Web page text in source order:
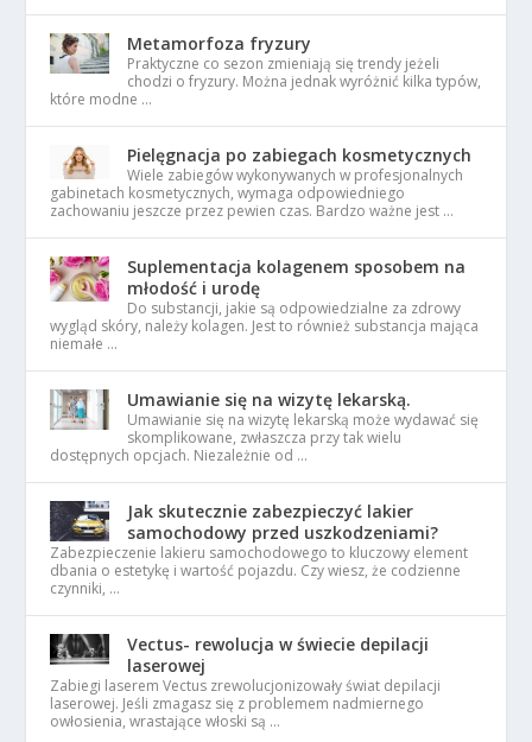
Metamorfoza fryzury
Praktyczne co sezon zmieniają się trendy jeżeli
chodzi o fryzury. Można jednak wyróżnić kilka typów,
które modne …
Pielęgnacja po zabiegach kosmetycznych
Wiele zabiegów wykonywanych w profesjonalnych
gabinetach kosmetycznych, wymaga odpowiedniego
zachowaniu jeszcze przez pewien czas. Bardzo ważne jest …
Suplementacja kolagenem sposobem na
młodość i urodę
Do substancji, jakie są odpowiedzialne za zdrowy
wygląd skóry, należy kolagen. Jest to również substancja mająca
niemałe …
Umawianie się na wizytę lekarską.
Umawianie się na wizytę lekarską może wydawać się
skomplikowane, zwłaszcza przy tak wielu
dostępnych opcjach. Niezależnie od …
Jak skutecznie zabezpieczyć lakier
samochodowy przed uszkodzeniami?
Zabezpieczenie lakieru samochodowego to kluczowy element
dbania o estetykę i wartość pojazdu. Czy wiesz, że codzienne
czynniki, …
Vectus- rewolucja w świecie depilacji
laserowej
Zabiegi laserem Vectus zrewolucjonizowały świat depilacji
laserowej. Jeśli zmagasz się z problemem nadmiernego
owłosienia, wrastające włoski są …